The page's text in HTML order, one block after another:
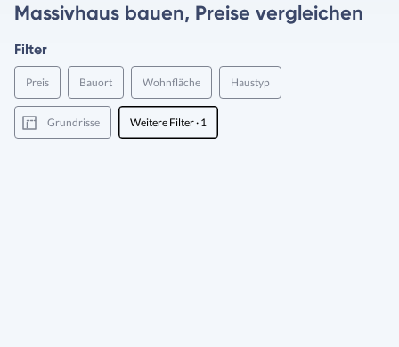
Massivhaus bauen, Preise vergleichen
Filter
Preis Bauort Wohnfläche Haustyp
Grundrisse Weitere Filter· 1